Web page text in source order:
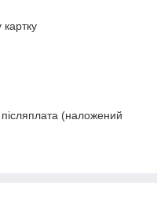
(наложений